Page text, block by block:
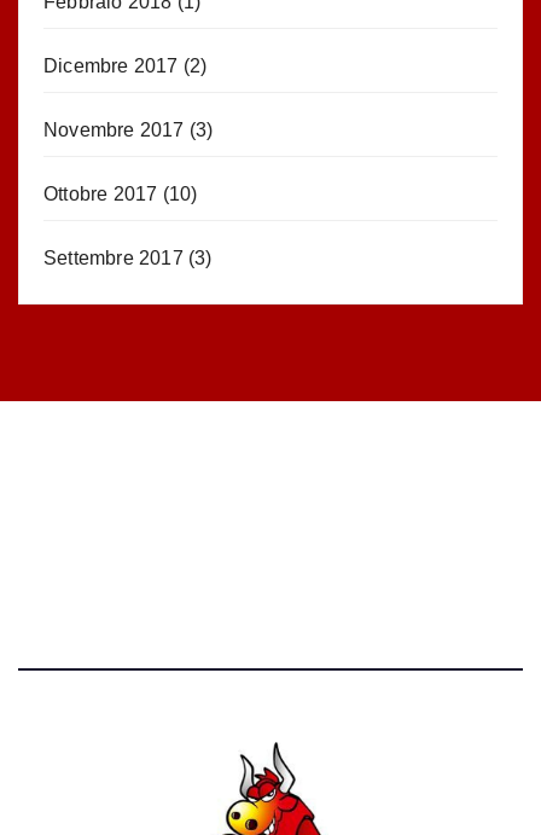
Dicembre 2017 (2)
Novembre 2017 (3)
Ottobre 2017 (10)
Settembre 2017 (3)